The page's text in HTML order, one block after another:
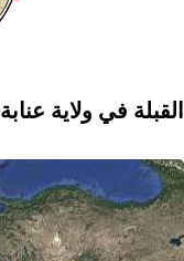
القبلة في ولاية